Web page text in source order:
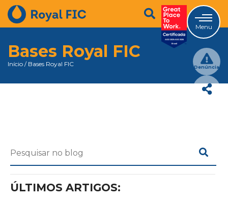
Menu
Denúncia
Bases Royal FIC
Início / Bases Royal FIC
ÚLTIMOS ARTIGOS: